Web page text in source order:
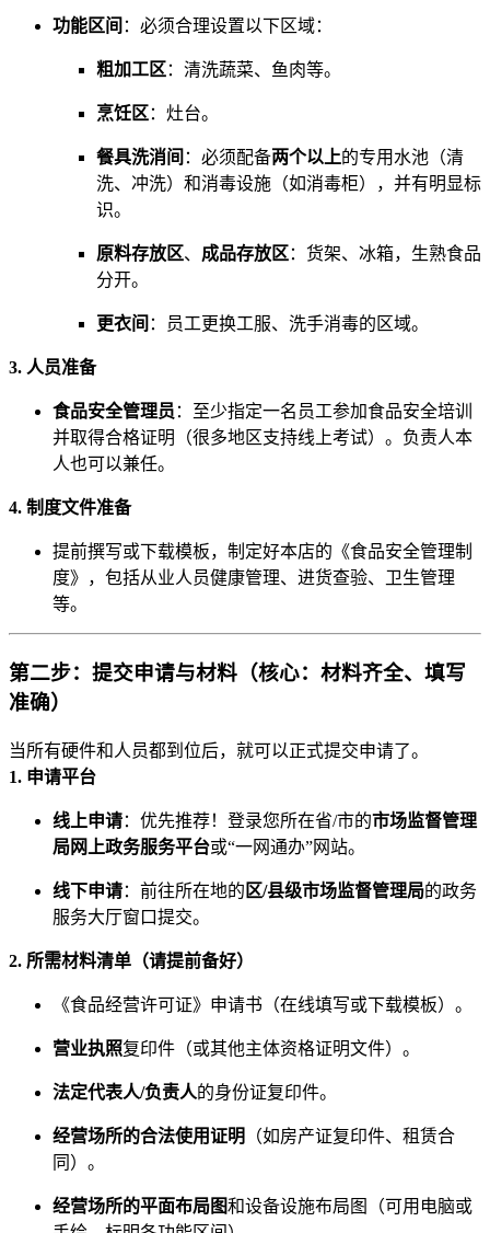
功能区间 ：必须合理设置以下区域：
粗加工区：清洗蔬菜、鱼肉等。
烹饪区：灶台。
餐具洗消间 ：必须配备两个以上的专用水池（清
洗、冲洗）和消毒设施（如消毒柜），并有明显标
识。
原料存放区、 成品存放区：货架、冰箱，生熟食品
分开。
更衣间 ：员工更换工服、洗手消毒的区域。
3. 人员准备
食品安全管理员 ：至少指定一名员工参加食品安全培训
并取得合格证明（很多地区支持线上考试）。负责人本
人也可以兼任。
4. 制度文件准备
提前撰写或下载模板，制定好本店的《食品安全管理制
度》，包括从业人员健康管理、进货查验、卫生管理
等。
第二步：提交申请与材料（核心：材料齐全、填写
准确）
当所有硬件和人员都到位后，就可以正式提交申请了。
1. 申请平台
线上申请：优先推荐！登录您所在省/市的市场监督管理
局网上政务服务平台或“一网通办”网站。
线下申请：前往所在地的 区/县级市场监督管理局的政务
服务大厅窗口提交。
2. 所需材料清单（请提前备好）
《食品经营许可证》申请书（在线填写或下载模板）。
营业执照复印件（或其他主体资格证明文件）。
法定代表人/负责人的身份证复印件。
经营场所的合法使用证明
（如房产证复印件、租赁合
同）。
经营场所的平面布局图和设备设施布局图（可用电脑或